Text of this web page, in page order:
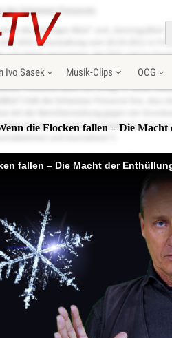
Ivo Sasek Musik-Clips OCG
die Flocken fallen – Die
fallen – Die Macht der